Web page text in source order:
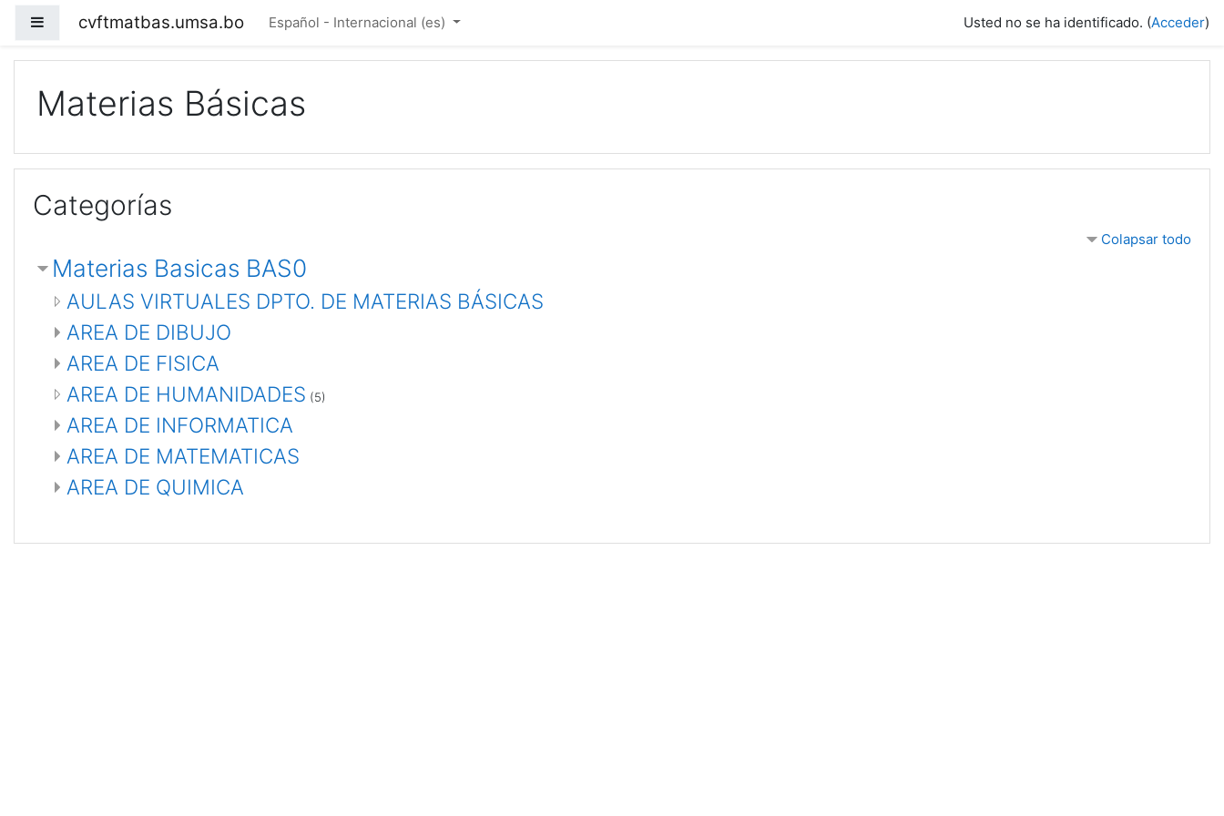
Panel lateral
cvftmatbas.umsa.bo Español - Internacional ‎(es)‎ Usted no se ha identificado. (Acceder)
Materias Básicas
Categorías
Colapsar todo
Materias Basicas BAS0
AULAS VIRTUALES DPTO. DE MATERIAS BÁSICAS
AREA DE DIBUJO
AREA DE FISICA
AREA DE HUMANIDADES (5)
AREA DE INFORMATICA
AREA DE MATEMATICAS
AREA DE QUIMICA